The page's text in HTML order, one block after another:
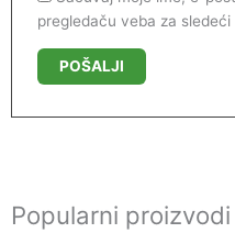
pregledaču veba za
Popularni proizvodi